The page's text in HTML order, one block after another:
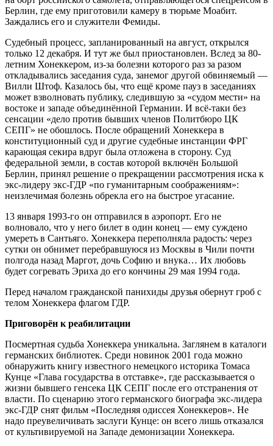
Берлин, где ему приготовили камеру в тюрьме Моабит.
Заждались его и служители Фемиды.
Судебный процесс, запланированный на август, открылся
только 12 декабря. И тут же был приостановлен. Вслед за 80-
летним Хонеккером, из-за болезни которого раз за разом
откладывались заседания суда, занемог другой обвиняемый —
Вилли Штоф. Казалось бы, что ещё кроме пауз в заседаниях
может взволновать публику, следившую за «судом мести» на
востоке и западе объединённой Германии. И всё-таки без
сенсации «дело против бывших членов Политбюро ЦК
СЕПГ» не обошлось. После обращений Хонеккера в
конституционный суд и другие судебные инстанции ФРГ
карающая секира вдруг была отложена в сторону. Суд
федеральной земли, в состав которой включён Большой
Берлин, принял решение о прекращении рассмотрения иска к
экс-лидеру экс-ГДР «по гуманитарным соображениям»:
неизлечимая болезнь обрекла его на быстрое угасание.
13 января 1993-го он отправился в аэропорт. Его не
волновало, что у него билет в один конец — ему суждено
умереть в Сантьяго. Хонеккера переполняла радость: через
сутки он обнимет перебравшуюся из Москвы в Чили почти
полгода назад Маргот, дочь Софию и внука… Их любовь
будет согревать Эриха до его кончины 29 мая 1994 года.
Перед началом гражданской панихиды друзья обернут гроб с
телом Хонеккера флагом ГДР.
Приговорён к реабилитации
Посмертная судьба Хонеккера уникальна. Заглянем в каталоги
германских библиотек. Среди новинок 2001 года можно
обнаружить книгу известного немецкого историка Томаса
Кунце «Глава государства в отставке», где рассказывается о
жизни бывшего генсека ЦК СЕПГ после его отстранения от
власти. По сценарию этого германского биографа экс-лидера
экс-ГДР снят фильм «Последняя одиссея Хонеккеров». Не
надо преувеличивать заслуги Кунце: он всего лишь отказался
от культивируемой на Западе демонизации Хонеккера.